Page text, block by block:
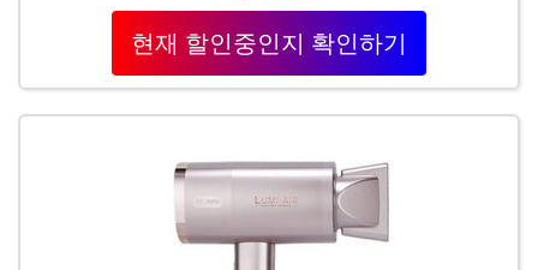
현재 할인중인지 확인하기